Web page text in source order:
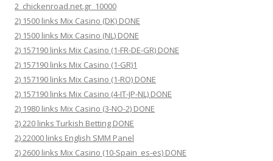
2_chickenroad.net.gr_10000
2) 1500 links Mix Casino (DK) DONE
2) 1500 links Mix Casino (NL) DONE
2) 157190 links Mix Casino (1-FR-DE-GR) DONE
2) 157190 links Mix Casino (1-GR)1
2) 157190 links Mix Casino (1-RO) DONE
2) 157190 links Mix Casino (4-IT-JP-NL) DONE
2) 1980 links Mix Casino (3-NO-2) DONE
2) 220 links Turkish Betting DONE
2) 22000 links English SMM Panel
2) 2600 links Mix Casino (10-Spain_es-es) DONE